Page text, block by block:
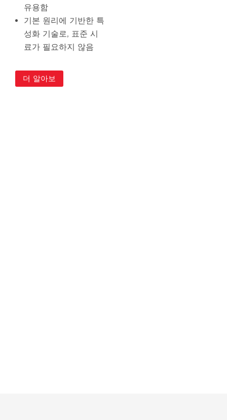
유용함
기본 원리에 기반한 특
성화 기술로, 표준 시
료가 필요하지 않음
더 알아보